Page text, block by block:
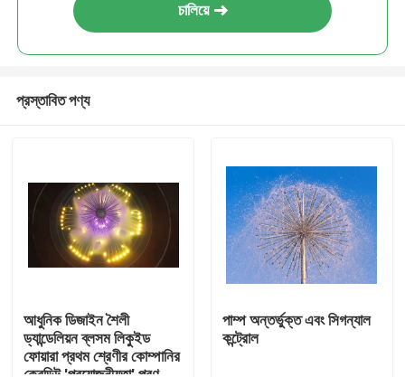
চালিয়ে
প্রস্তাবিত পণ্য
আধুনিক ডিজাইন শৈলী
ড্যান্ডেলিয়ন ব্লসম লিকুইড
ফোয়ারা প্রথম শ্রেণীর কোম্পানির
পাম্প অন্তর্ভুক্ত এবং সিগন্যাল
কন্ট্রোল